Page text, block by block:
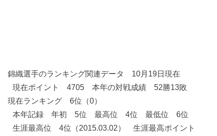
錦織選手のランキング関連データ 10月19日現在
現在ポイント 4705 本年の対戦成績 52勝13敗
現在ランキング 6位（0）
本年記録 年初 5位 最高位 4位 最低位 6位
生涯最高位 4位（2015.03.02） 生涯最高ポイント